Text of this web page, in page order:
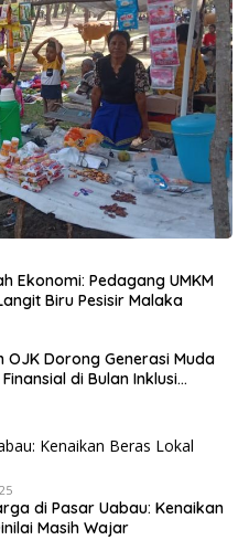
Ekonomi: Pedagang UMKM
Biru Pesisir Malaka
OJK Dorong Generasi Muda
di Bulan Inklusi
di Pasar Uabau: Kenaikan
Masih Wajar